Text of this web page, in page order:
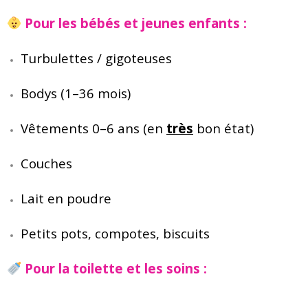
Pour les bébés et jeunes enfants :
Turbulettes / gigoteuses
Bodys (1–36 mois)
Vêtements 0–6 ans (en très bon état)
Couches
Lait en poudre
Petits pots, compotes, biscuits
Pour la toilette et les soins :